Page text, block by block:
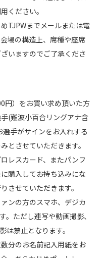
ください。
TJPWまでメールまたは電
場の構造上、席種や座席
いますのでご了承くださ
）をお買い求め頂いた方
(難波小百合リングアナ含
手がサインをお入れする
とさせていただきます。
レスカード、またパンフ
購入してお持ち込みにな
させていただきます。
ンの方のスマホ、デジカ
ただし連写や動画撮影、
禁止となります。
分のお名前記入用紙をお